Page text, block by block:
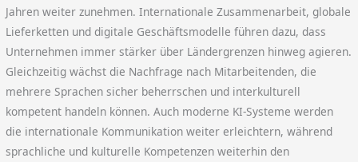
Jahren weiter zunehmen. Internationale Zusammenarbeit, globale
Lieferketten und digitale Geschäftsmodelle führen dazu, dass
Unternehmen immer stärker über Ländergrenzen hinweg agieren.
Gleichzeitig wächst die Nachfrage nach Mitarbeitenden, die
mehrere Sprachen sicher beherrschen und interkulturell
kompetent handeln können. Auch moderne KI-Systeme werden
die internationale Kommunikation weiter erleichtern, während
sprachliche und kulturelle Kompetenzen weiterhin den